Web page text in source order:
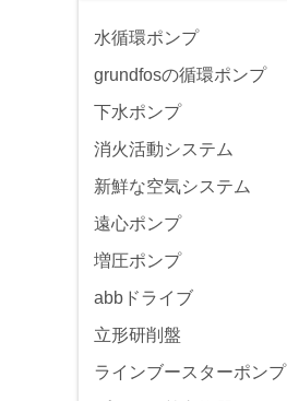
水循環ポンプ
grundfosの循環ポンプ
下水ポンプ
消火活動システム
新鮮な空気システム
遠心ポンプ
増圧ポンプ
abbドライブ
立形研削盤
ラインブースターポンプ